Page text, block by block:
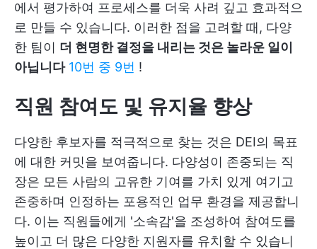
에서 평가하여 프로세스를 더욱 사려 깊고 효과적으
로 만들 수 있습니다. 이러한 점을 고려할 때, 다양
한 팀이 더 현명한 결정을 내리는 것은 놀라운 일이
아닙니다 10번 중 9번 !
직원 참여도 및 유지율 향상
다양한 후보자를 적극적으로 찾는 것은 DEI의 목표
에 대한 커밋을 보여줍니다. 다양성이 존중되는 직
장은 모든 사람의 고유한 기여를 가치 있게 여기고
존중하며 인정하는 포용적인 업무 환경을 제공합니
다. 이는 직원들에게 '소속감'을 조성하여 참여도를
높이고 더 많은 다양한 지원자를 유치할 수 있습니